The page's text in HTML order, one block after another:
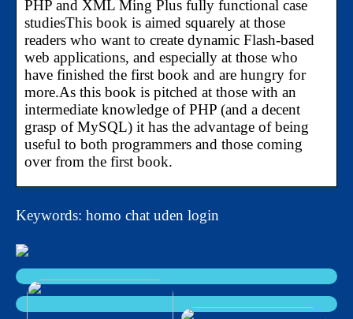
PHP and XML Ming Plus fully functional case
studiesThis book is aimed squarely at those
readers who want to create dynamic Flash-based
web applications, and especially at those who
have finished the first book and are hungry for
more.As this book is pitched at those with an
intermediate knowledge of PHP (and a decent
grasp of MySQL) it has the advantage of being
useful to both programmers and those coming
over from the first book.
Keywords: homo chat uden login